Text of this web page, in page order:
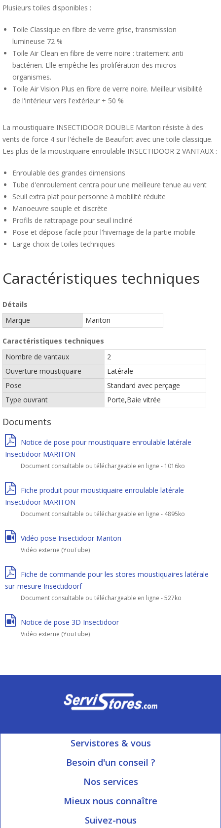
Plusieurs toiles disponibles :
Toile Classique en fibre de verre grise, transmission
lumineuse 72 %
Toile Air Clean en fibre de verre noire : traitement anti
bactérien. Elle empêche les prolifération des micros
organismes.
Toile Air Vision Plus en fibre de verre noire. Meilleur visibilité
de l'intérieur vers l'extérieur + 50 %
La moustiquaire INSECTIDOOR DOUBLE Mariton résiste à des
vents de force 4 sur l'échelle de Beaufort avec une toile classique.
Les plus de la moustiquaire enroulable INSECTIDOOR 2 VANTAUX :
Enroulable des grandes dimensions
Tube d'enroulement centra pour une meilleure tenue au vent
Seuil extra plat pour personne à mobilité réduite
Manoeuvre souple et discrète
Profils de rattrapage pour seuil incliné
Pose et dépose facile pour l'hivernage de la partie mobile
Large choix de toiles techniques
Caractéristiques techniques
Détails
Marque
Mariton
Caractéristiques techniques
Nombre de vantaux
2
Ouverture moustiquaire
Latérale
Pose
Standard avec perçage
Type ouvrant
Porte,Baie vitrée
Documents
Notice de pose pour moustiquaire enroulable latérale
Insectidoor MARITON
Document consultable ou téléchargeable en ligne - 1016ko
Fiche produit pour moustiquaire enroulable latérale
Insectidoor MARITON
Document consultable ou téléchargeable en ligne - 4895ko
Vidéo pose Insectidoor Mariton
Vidéo externe (YouTube)
Fiche de commande pour les stores moustiquaires latérale
sur-mesure Insectidoorf
Document consultable ou téléchargeable en ligne - 527ko
Notice de pose 3D Insectidoor
Vidéo externe (YouTube)
Servistores & vous
Mon compte
Besoin d'un conseil ?
Ouvert du Lundi au Vendredi
Nos services
Informations livraison
Blog Servistores
Mieux nous connaître
Qui sommes-nous?
Suivez-nous